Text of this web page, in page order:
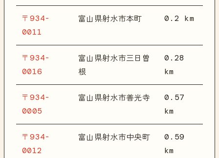
〒934-
0011
富山県射水市本町 0.2 km
〒934-
0016
富山県射水市三日曽
根
0.28
km
〒934-
0005
富山県射水市善光寺
0.57
km
〒934-
0012
富山県射水市中央町
0.59
km